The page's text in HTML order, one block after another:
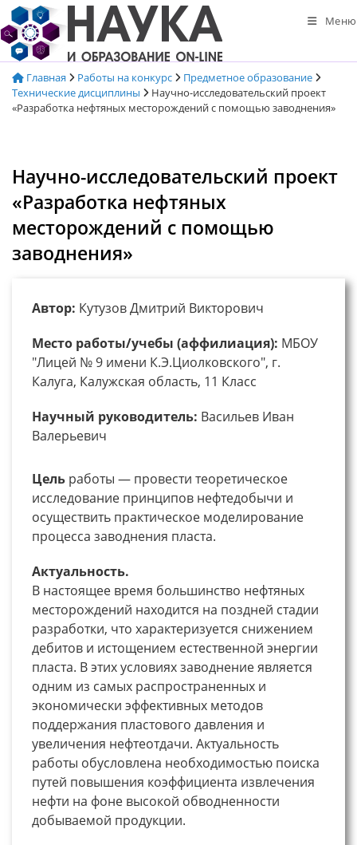
Перейти
к
содержимому
Меню
Главная Работы на конкурс
Предметное образование
Технические дисциплины
Научно-исследовательский проект
«Разработка нефтяных месторождений с помощью заводнения»
Научно-исследовательский проект
«Разработка нефтяных
месторождений с помощью
заводнения»
Автор: Кутузов Дмитрий Викторович
Место работы/учебы (аффилиация): МБОУ
"Лицей № 9 имени К.Э.Циолковского", г.
Калуга, Калужская область, 11 Класс
Научный руководитель: Васильев Иван
Валерьевич
Цель работы — провести теоретическое
исследование принципов нефтедобычи и
осуществить практическое моделирование
процесса заводнения пласта.
Актуальность.
В настоящее время большинство нефтяных
месторождений находится на поздней стадии
разработки, что характеризуется снижением
дебитов и истощением естественной энергии
пласта. В этих условиях заводнение является
одним из самых распространенных и
экономически эффективных методов
поддержания пластового давления и
увеличения нефтеотдачи. Актуальность
работы обусловлена необходимостью поиска
путей повышения коэффициента извлечения
нефти на фоне высокой обводненности
добываемой продукции.